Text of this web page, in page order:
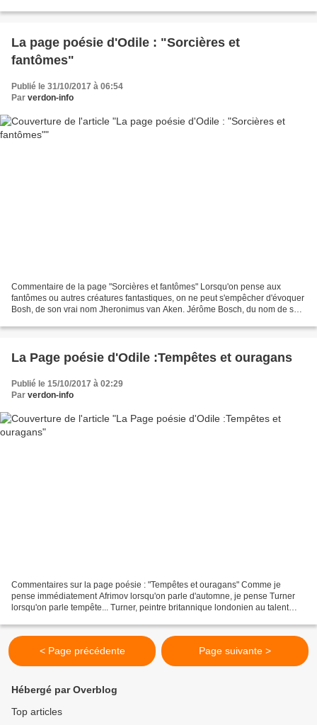
La page poésie d'Odile : "Sorcières et
fantômes"
Publié le 31/10/2017 à 06:54
Par verdon-info
Commentaire de la page "Sorcières et fantômes" Lorsqu'on pense aux
fantômes ou autres créatures fantastiques, on ne peut s'empêcher d'évoquer
Bosh, de son vrai nom Jheronimus van Aken. Jérôme Bosch, du nom de son
La Page poésie d'Odile :Tempêtes et ouragans
Publié le 15/10/2017 à 02:29
Par verdon-info
Commentaires sur la page poésie : "Tempêtes et ouragans" Comme je
pense immédiatement Afrimov lorsqu'on parle d'automne, je pense Turner
lorsqu'on parle tempête... Turner, peintre britannique londonien au talent
< Page précédente Page suivante >
Hébergé par Overblog
Top articles